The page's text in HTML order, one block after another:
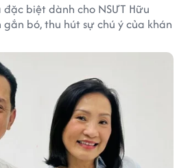
biệt dành cho NSƯT Hữu
bó, thu hút sự chú ý của khán